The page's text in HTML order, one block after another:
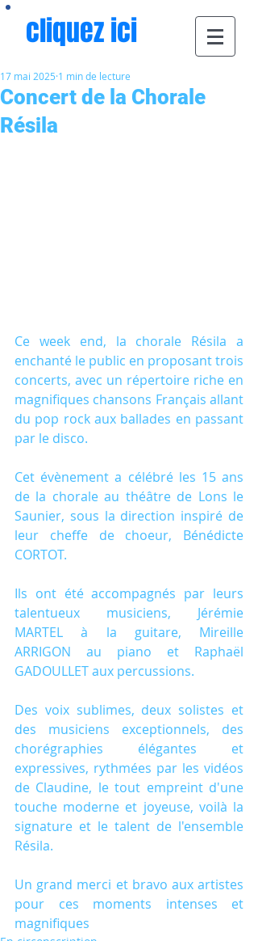
cliquez ici
Concert de la Chorale
Résila
17 mai 2025 1 min de lecture
Ce week end, la chorale Résila a
enchanté le public en proposant trois
concerts, avec un répertoire riche en
magnifiques chansons Français allant
du pop rock aux ballades en passant
par le disco.
Cet évènement a célébré les 15 ans
de la chorale au théâtre de Lons le
Saunier, sous la direction inspiré de
leur cheffe de choeur, Bénédicte
CORTOT.
Ils ont été accompagnés par leurs
talentueux musiciens, Jérémie
MARTEL à la guitare, Mireille
ARRIGON au piano et Raphaël
GADOULLET aux percussions.
Des voix sublimes, deux solistes et
des musiciens exceptionnels, des
chorégraphies élégantes et
expressives, rythmées par les vidéos
de Claudine, le tout empreint d'une
touche moderne et joyeuse, voilà la
signature et le talent de l'ensemble
Résila.
Un grand merci et bravo aux artistes
pour ces moments intenses et
magnifiques